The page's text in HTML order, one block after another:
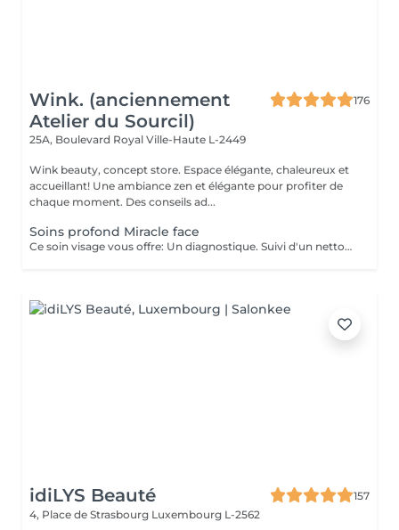
Wink. (anciennement
Atelier du Sourcil)
176
25A, Boulevard Royal Ville-Haute L-2449
Wink beauty, concept store. Espace élégante, chaleureux et
accueillant! Une ambiance zen et élégante pour profiter de
chaque moment. Des conseils ad...
Soins profond Miracle face
Ce soin visage vous offre: Un diagnostique. Suivi d'un nettoyage en profondeur de votre peau, et un massage Miracle Face qui a un effet de lifting immédiat , ce massage facial dégonfle, accentue les formes du visage et favorise la revitalisation naturelle de la peau.
idiLYS Beauté
157
4, Place de Strasbourg Luxembourg L-2562